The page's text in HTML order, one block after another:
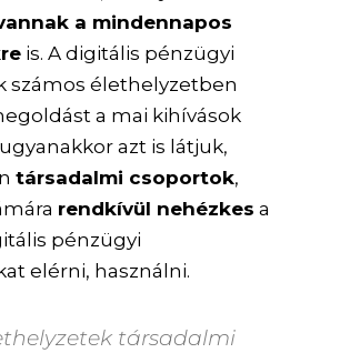
a mindennapos
is. A digitális pénzügyi
számos élethelyzetben
a mai kihívások
azt is látjuk,
társadalmi csoportok,
rendkívül nehézkes a
pénzügyi
elérni, használni.
társadalmi